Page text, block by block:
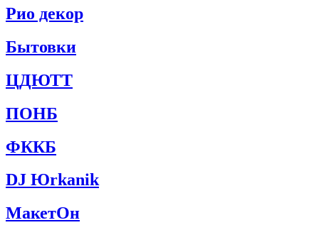
Рио декор
Бытовки
ЦДЮТТ
ПОНБ
ФККБ
DJ Юrkanik
МакетОн